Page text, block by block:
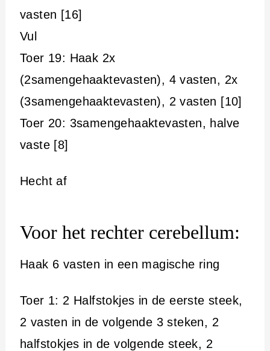
vasten [16]
Vul
Toer 19: Haak 2x
(2samengehaaktevasten), 4 vasten, 2x
(3samengehaaktevasten), 2 vasten [10]
Toer 20: 3samengehaaktevasten, halve
vaste [8]
Hecht af
Voor het rechter cerebellum:
Haak 6 vasten in een magische ring
Toer 1: 2 Halfstokjes in de eerste steek,
2 vasten in de volgende 3 steken, 2
halfstokjes in de volgende steek, 2